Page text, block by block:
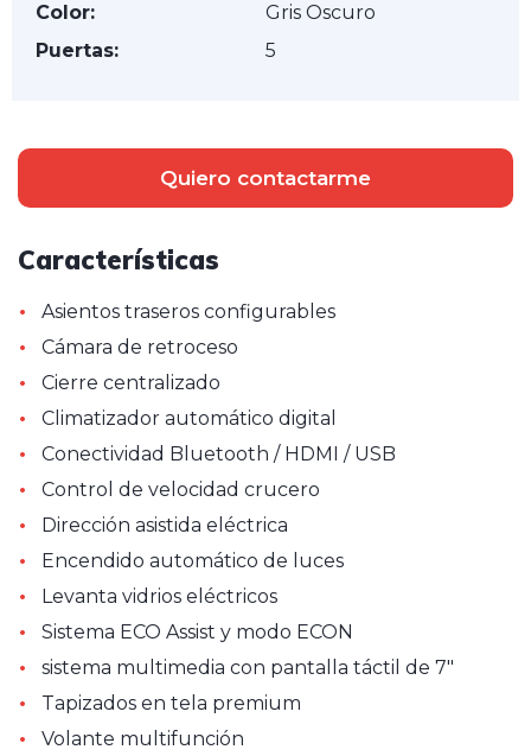
Color:
Gris Oscuro
Puertas:
5
Quiero contactarme
Características
• Asientos traseros configurables
• Cámara de retroceso
• Cierre centralizado
• Climatizador automático digital
• Conectividad Bluetooth / HDMI / USB
• Control de velocidad crucero
• Dirección asistida eléctrica
• Encendido automático de luces
• Levanta vidrios eléctricos
• Sistema ECO Assist y modo ECON
• sistema multimedia con pantalla táctil de 7"
• Tapizados en tela premium
• Volante multifunción